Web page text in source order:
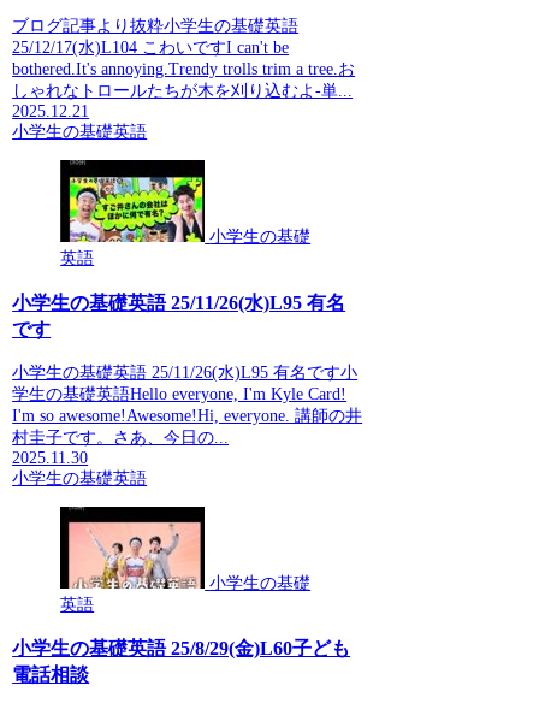
ブログ記事より抜粋小学生の基礎英語
25/12/17(水)L104 こわいですI can't be
bothered.It's annoying.Trendy trolls trim a tree.お
しゃれなトロールたちが木を刈り込むよ-単...
2025.12.21
小学生の基礎英語
小学生の基礎
英語
小学生の基礎英語 25/11/26(水)L95 有名
です
小学生の基礎英語 25/11/26(水)L95 有名です小
学生の基礎英語Hello everyone, I'm Kyle Card!
I'm so awesome!Awesome!Hi, everyone. 講師の井
村圭子です。さあ、今日の...
2025.11.30
小学生の基礎英語
小学生の基礎
英語
小学生の基礎英語 25/8/29(金)L60子ども
電話相談